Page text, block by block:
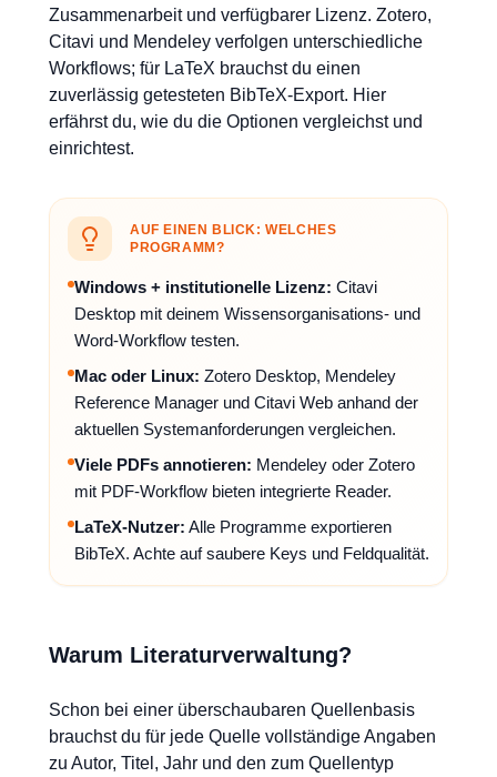
Zusammenarbeit und verfügbarer Lizenz. Zotero,
Citavi und Mendeley verfolgen unterschiedliche
Workflows; für LaTeX brauchst du einen
zuverlässig getesteten BibTeX-Export. Hier
erfährst du, wie du die Optionen vergleichst und
einrichtest.
AUF EINEN BLICK: WELCHES
PROGRAMM?
Windows + institutionelle Lizenz: Citavi
Desktop mit deinem Wissensorganisations- und
Word-Workflow testen.
Mac oder Linux: Zotero Desktop, Mendeley
Reference Manager und Citavi Web anhand der
aktuellen Systemanforderungen vergleichen.
Viele PDFs annotieren: Mendeley oder Zotero
mit PDF-Workflow bieten integrierte Reader.
LaTeX-Nutzer: Alle Programme exportieren
BibTeX. Achte auf saubere Keys und Feldqualität.
Warum Literaturverwaltung?
Schon bei einer überschaubaren Quellenbasis
brauchst du für jede Quelle vollständige Angaben
zu Autor, Titel, Jahr und den zum Quellentyp